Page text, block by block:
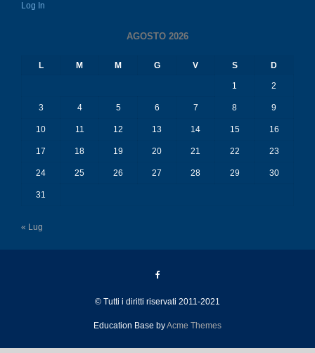
Log In
AGOSTO 2026
L M M G V S D
1 2
3 4 5 6 7 8 9
10 11 12 13 14 15 16
17 18 19 20 21 22 23
24 25 26 27 28 29 30
31
« Lug
© Tutti i diritti riservati 2011-2021
Education Base byAcme Themes